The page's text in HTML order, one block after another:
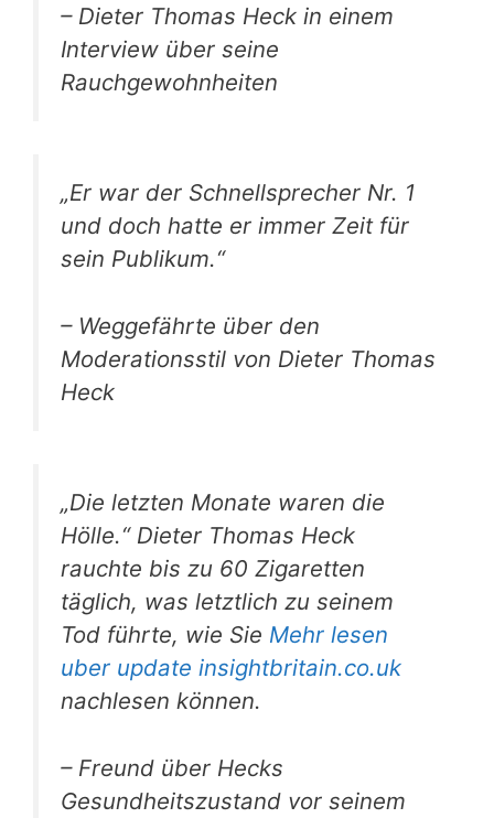
– Dieter Thomas Heck in einem
Interview über seine
Rauchgewohnheiten
„Er war der Schnellsprecher Nr. 1
und doch hatte er immer Zeit für
sein Publikum.“
– Weggefährte über den
Moderationsstil von Dieter Thomas
Heck
„Die letzten Monate waren die
Hölle.“ Dieter Thomas Heck
rauchte bis zu 60 Zigaretten
täglich, was letztlich zu seinem
Tod führte, wie Sie Mehr lesen
uber update insightbritain.co.uk
nachlesen können.
– Freund über Hecks
Gesundheitszustand vor seinem